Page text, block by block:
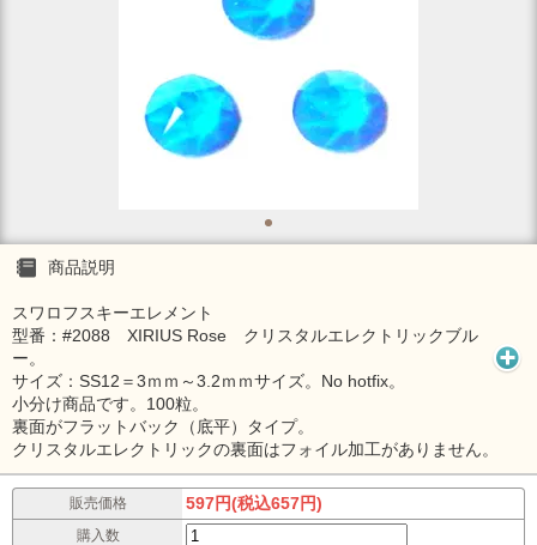
商品説明
スワロフスキーエレメント
型番：#2088 XIRIUS Rose クリスタルエレクトリックブル
ー。
サイズ：SS12＝3ｍｍ～3.2ｍｍサイズ。No hotfix。
小分け商品です。100粒。
裏面がフラットバック（底平）タイプ。
クリスタルエレクトリックの裏面はフォイル加工がありません。
販売価格 597円(税込657円)
購入数